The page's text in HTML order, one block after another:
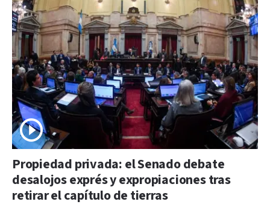
Propiedad privada: el Senado debate
desalojos exprés y expropiaciones tras
retirar el capítulo de tierras